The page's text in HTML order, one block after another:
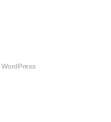
WordPress